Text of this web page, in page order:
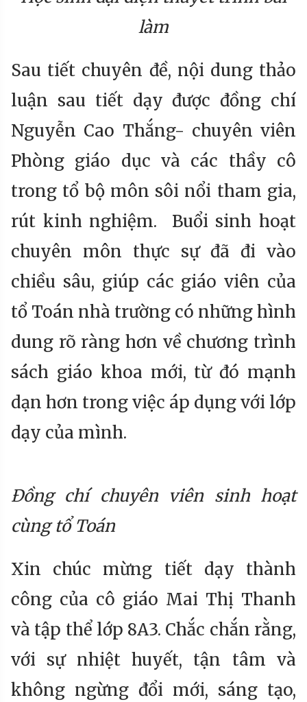
làm
Sau tiết chuyên đề, nội dung thảo
luận sau tiết dạy được đồng chí
Nguyễn Cao Thắng- chuyên viên
Phòng giáo dục và các thầy cô
trong tổ bộ môn sôi nổi tham gia,
rút kinh nghiệm. Buổi sinh hoạt
chuyên môn thực sự đã đi vào
chiều sâu, giúp các giáo viên của
tổ Toán nhà trường có những hình
dung rõ ràng hơn về chương trình
sách giáo khoa mới, từ đó mạnh
dạn hơn trong việc áp dụng với lớp
dạy của mình.
Đồng chí chuyên viên sinh hoạt
cùng tổ Toán
Xin chúc mừng tiết dạy thành
công của cô giáo Mai Thị Thanh
và tập thể lớp 8A3. Chắc chắn rằng,
với sự nhiệt huyết, tận tâm và
không ngừng đổi mới, sáng tạo,